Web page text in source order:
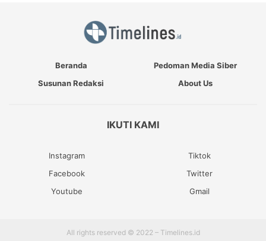
Beranda
Pedoman Media Siber
Susunan Redaksi
About Us
IKUTI KAMI
Instagram
Tiktok
Facebook
Twitter
Youtube
Gmail
All rights reserved © 2022 – Timelines.id